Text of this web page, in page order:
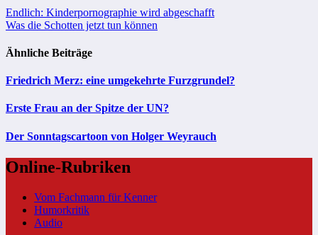
Beitragsnavigation
Endlich: Kinderpornographie wird abgeschafft
Was die Schotten jetzt tun können
Ähnliche Beiträge
Friedrich Merz: eine umgekehrte Furzgrundel?
Erste Frau an der Spitze der UN?
Der Sonntagscartoon von Holger Weyrauch
Online-Rubriken
Vom Fachmann für Kenner
Humorkritik
Audio